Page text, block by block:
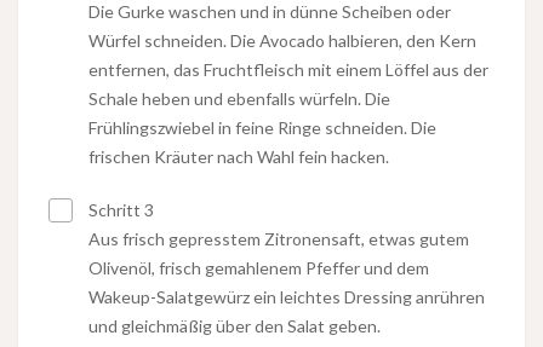
Die Gurke waschen und in dünne Scheiben oder
Würfel schneiden. Die Avocado halbieren, den Kern
entfernen, das Fruchtfleisch mit einem Löffel aus der
Schale heben und ebenfalls würfeln. Die
Frühlingszwiebel in feine Ringe schneiden. Die
frischen Kräuter nach Wahl fein hacken.
Schritt 3
Aus frisch gepresstem Zitronensaft, etwas gutem
Olivenöl, frisch gemahlenem Pfeffer und dem
Wakeup-Salatgewürz ein leichtes Dressing anrühren
und gleichmäßig über den Salat geben.